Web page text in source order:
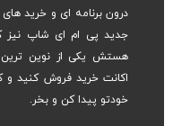
درون برنامه ای و خرید
جدید پی ام ای شاپ نیز
هستش یکی از نوین ترین
اکانت خرید فروش کنید و
خودتو پیدا کن و بخر.